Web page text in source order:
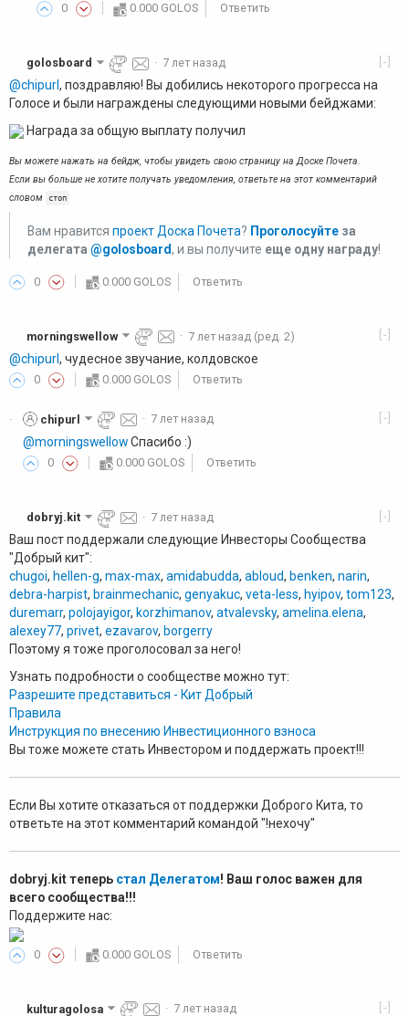
0 0.000 GOLOS Ответить
[-]
golosboard · 7 лет назад
@chipurl, поздравляю! Вы добились некоторого прогресса на
Голосе и были награждены следующими новыми бейджами:
Награда за общую выплату получил
Вы можете нажать на бейдж, чтобы увидеть свою страницу на Доске Почета.
Если вы больше не хотите получать уведомления, ответьте на этот комментарий
словом
стоп
Вам нравится проект Доска Почета? Проголосуйте за
делегата @golosboard, и вы получите еще одну награду!
0 0.000 GOLOS Ответить
[-]
morningswellow · 7 лет назад (ред. 2)
@chipurl, чудесное звучание, колдовское
0 0.000 GOLOS Ответить
· [-]
chipurl · 7 лет назад
@morningswellowСпасибо :)
0 0.000 GOLOS Ответить
[-]
dobryj.kit · 7 лет назад
Ваш пост поддержали следующие Инвесторы Сообщества
"Добрый кит":
chugoi, hellen-g, max-max, amidabudda, abloud, benken, narin,
debra-harpist, brainmechanic, genyakuc, veta-less, hyipov, tom123,
duremarr, polojayigor, korzhimanov, atvalevsky, amelina.elena,
alexey77, privet, ezavarov, borgerry
Поэтому я тоже проголосовал за него!
Узнать подробности о сообществе можно тут:
Разрешите представиться - Кит Добрый
Правила
Инструкция по внесению Инвестиционного взноса
Вы тоже можете стать Инвестором и поддержать проект!!!
Если Вы хотите отказаться от поддержки Доброго Кита, то
ответьте на этот комментарий командой "!нехочу"
dobryj.kit теперь стал Делегатом! Ваш голос важен для
всего сообщества!!!
Поддержите нас:
0 0.000 GOLOS Ответить
[-]
kulturagolosa · 7 лет назад